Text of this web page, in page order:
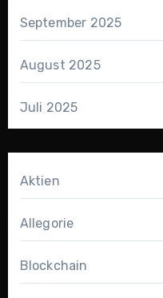
September 2025
August 2025
Juli 2025
Aktien
Allegorie
Blockchain